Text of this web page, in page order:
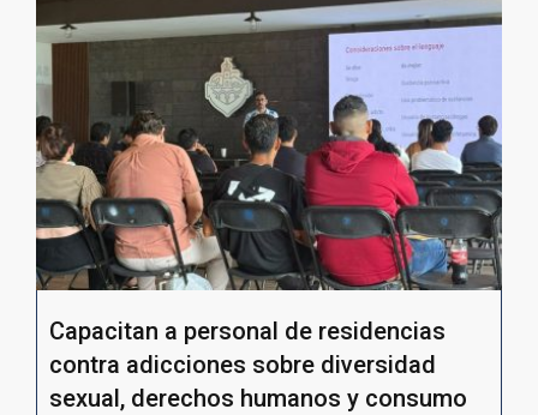
Capacitan a personal de residencias
contra adicciones sobre diversidad
sexual, derechos humanos y consumo